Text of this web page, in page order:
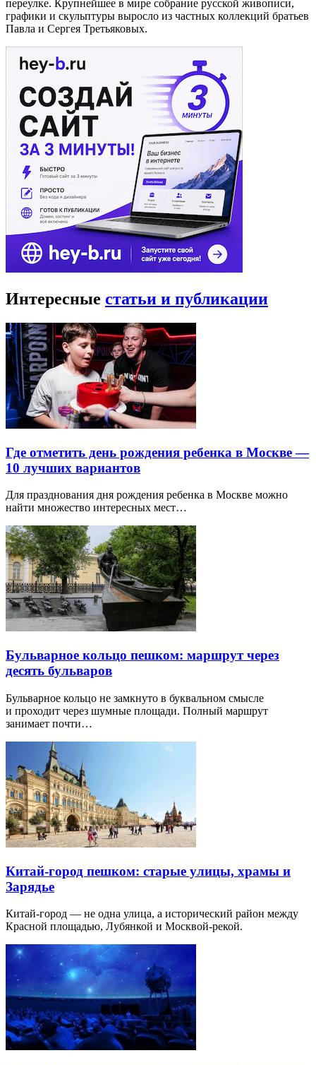
переулке. Крупнейшее в мире собрание русской живописи,
графики и скульптуры выросло из частных коллекций братьев
Павла и Сергея Третьяковых.
Интересные статьи и публикации
Где отметить день рождения ребенка в Москве —
10 лучших вариантов
Для празднования дня рождения ребенка в Москве можно
найти множество интересных мест…
Бульварное кольцо пешком: маршрут через
десять бульваров
Бульварное кольцо не замкнуто в буквальном смысле
и проходит через шумные площади. Полный маршрут
занимает почти…
Китай-город пешком: старые улицы, храмы и
Зарядье
Китай-город — не одна улица, а исторический район между
Красной площадью, Лубянкой и Москвой-рекой.